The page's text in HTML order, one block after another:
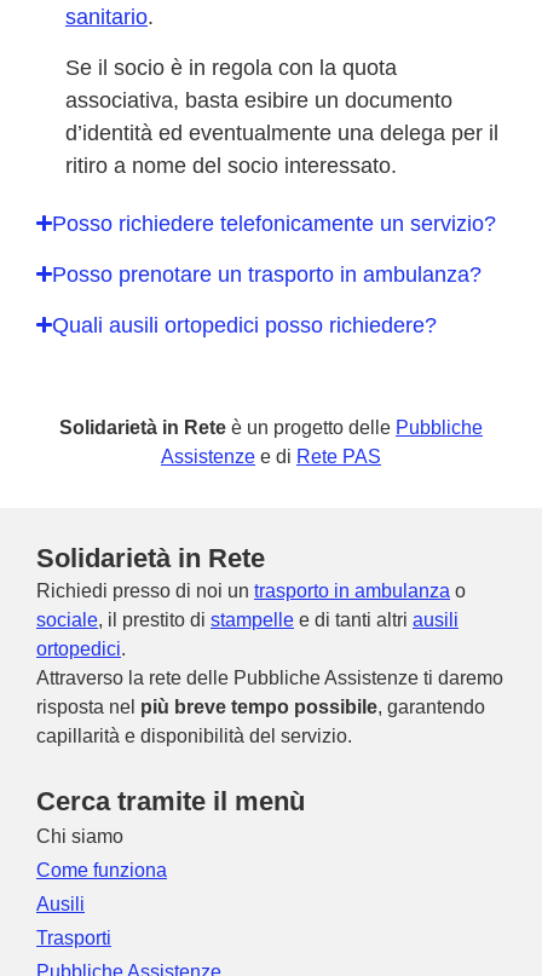
sanitario.
Se il socio è in regola con la quota
associativa, basta esibire un documento
d’identità ed eventualmente una delega per il
ritiro a nome del socio interessato.
Posso richiedere telefonicamente un servizio?
Posso prenotare un trasporto in ambulanza?
Quali ausili ortopedici posso richiedere?
Solidarietà in Rete è un progetto delle Pubbliche
Assistenze e di Rete PAS
Solidarietà in Rete
Richiedi presso di noi un trasporto in ambulanza o
sociale, il prestito di stampelle e di tanti altri ausili
ortopedici.
Attraverso la rete delle Pubbliche Assistenze ti daremo
risposta nel più breve tempo possibile, garantendo
capillarità e disponibilità del servizio.
Cerca tramite il menù
Chi siamo
Come funziona
Ausili
Trasporti
Pubbliche Assistenze